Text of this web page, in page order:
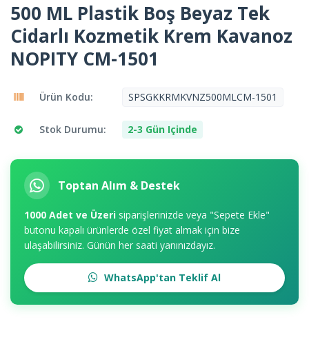
500 ML Plastik Boş Beyaz Tek
Cidarlı Kozmetik Krem Kavanoz
NOPITY CM-1501
Ürün Kodu: SPSGKKRMKVNZ500MLCM-1501
Stok Durumu: 2-3 Gün Içinde
Toptan Alım & Destek
1000 Adet ve Üzeri siparişlerinizde veya "Sepete Ekle"
butonu kapalı ürünlerde özel fiyat almak için bize
ulaşabilirsiniz. Günün her saati yanınızdayız.
WhatsApp'tan Teklif Al